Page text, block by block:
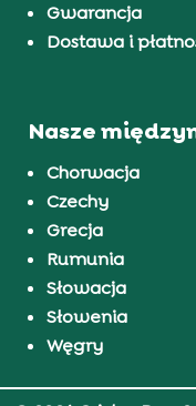
Gwarancja
Dostawa i
Nasze
Chorwacja
Czechy
Grecja
Rumunia
Słowacja
Słowenia
Węgry